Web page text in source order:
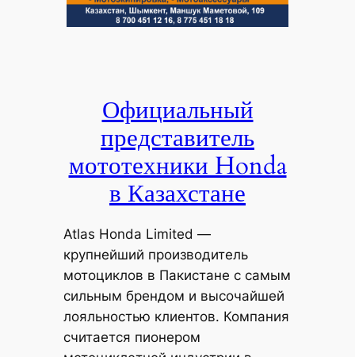
Официальный
представитель
мототехники Honda
в Казахстане
Atlas Honda Limited —
крупнейший производитель
мотоциклов в Пакистане с самым
сильным брендом и высочайшей
лояльностью клиентов. Компания
считается пионером